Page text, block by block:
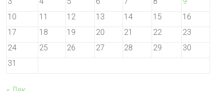
10
11 12 13 14 15
16
17
18 19 20 21 22
23
24
25 26 27 28 29
30
31